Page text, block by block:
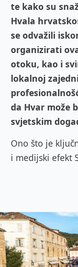
te kako su
Hvala
se odvažili
organizirati
otoku, kao i
lokalnoj
da Hvar može
svjetskim
Ono što je
i medijski efekt